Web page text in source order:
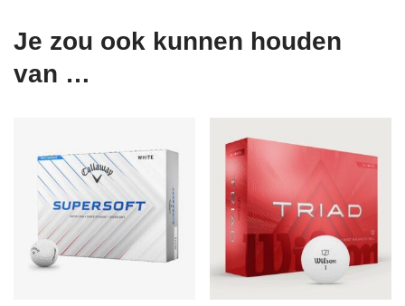
Je zou ook kunnen houden
van …